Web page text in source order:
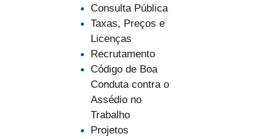
Consulta Pública
Taxas, Preços e
Licenças
Recrutamento
Código de Boa
Conduta contra o
Assédio no
Trabalho
Projetos